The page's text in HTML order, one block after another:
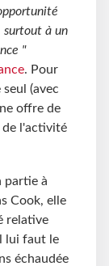
surtout à un
"
. Pour
(avec
offre de
de l'activité
partie à
Cook, elle
relative
lui faut le
échaudée